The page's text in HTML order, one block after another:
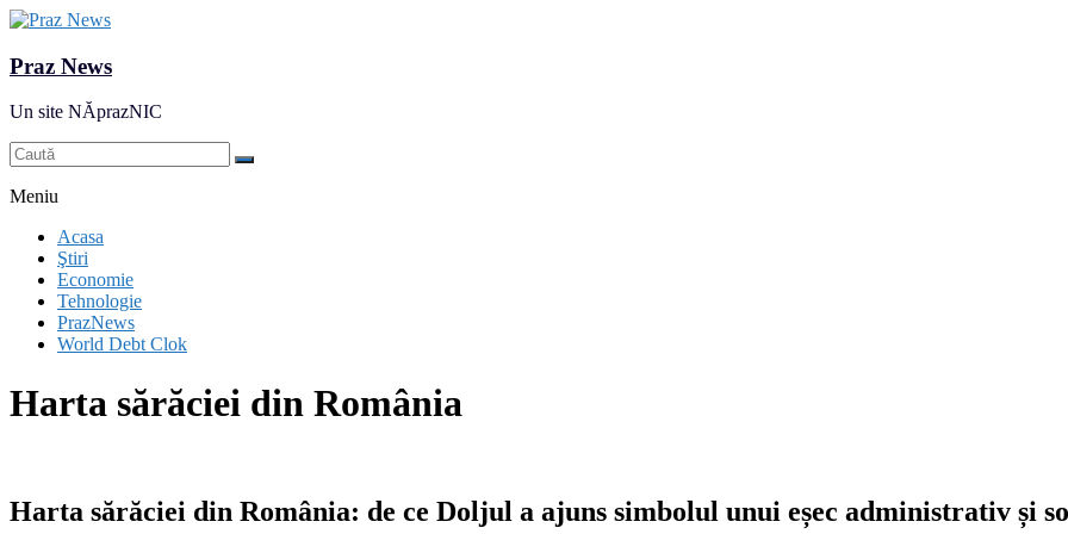
Praz News
Un site NĂprazNIC
Meniu
Acasa
Ştiri
Economie
Tehnologie
PrazNews
World Debt Clok
Harta sărăciei din România
Harta sărăciei din România: de ce Doljul a ajuns simbolul unui eșec administrativ și